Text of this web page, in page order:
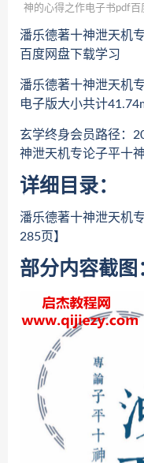
神的心得之作电子书pdf百
潘乐德著十神泄天机
百度网盘下载学习
潘乐德著十神泄天机
电子版大小共计
玄学终身会员路径：
神泄天机专论子平十
详细目录：
潘乐德著十神泄天机
285页】
部分内容截图